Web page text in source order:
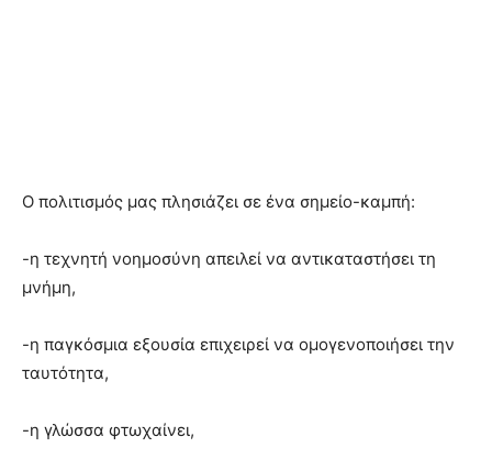
Ο πολιτισμός μας πλησιάζει σε ένα σημείο-καμπή:
-η τεχνητή νοημοσύνη απειλεί να αντικαταστήσει τη
μνήμη,
-η παγκόσμια εξουσία επιχειρεί να ομογενοποιήσει την
ταυτότητα,
-η γλώσσα φτωχαίνει,